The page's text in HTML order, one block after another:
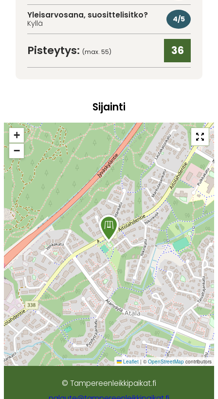
Yleisarvosana, suosittelisitko?
Kyllä 4/5
Pisteytys: (max. 55) 36
Sijainti
+
−
Leaflet | © OpenStreetMap contributors
© Tampereenleikkipaikat.fi